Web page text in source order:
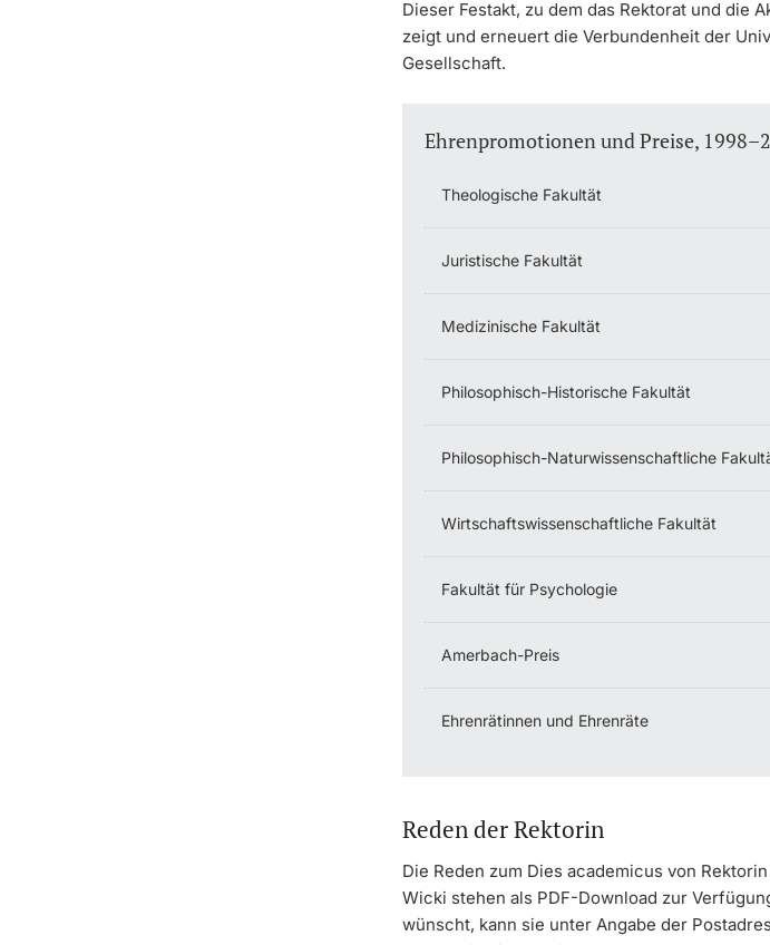
Dieser Festakt, zu dem das Rektorat und die
zeigt und erneuert die Verbundenheit der
Gesellschaft.
Ehrenpromotionen und Preise,
Theologische Fakultät
Juristische Fakultät
Medizinische Fakultät
Philosophisch-Historische Fakultät
Philosophisch-Naturwissenschaftliche
Wirtschaftswissenschaftliche Fakultät
Fakultät für Psychologie
Amerbach-Preis
Ehrenrätinnen und Ehrenräte
Reden der Rektorin
Die Reden zum Dies academicus von
Wicki stehen als PDF-Download zur
wünscht, kann sie unter Angabe der